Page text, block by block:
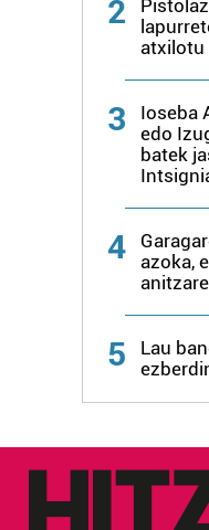
2
atxilotu
3
Ioseba
edo
batek
4
azoka,
5
Lau